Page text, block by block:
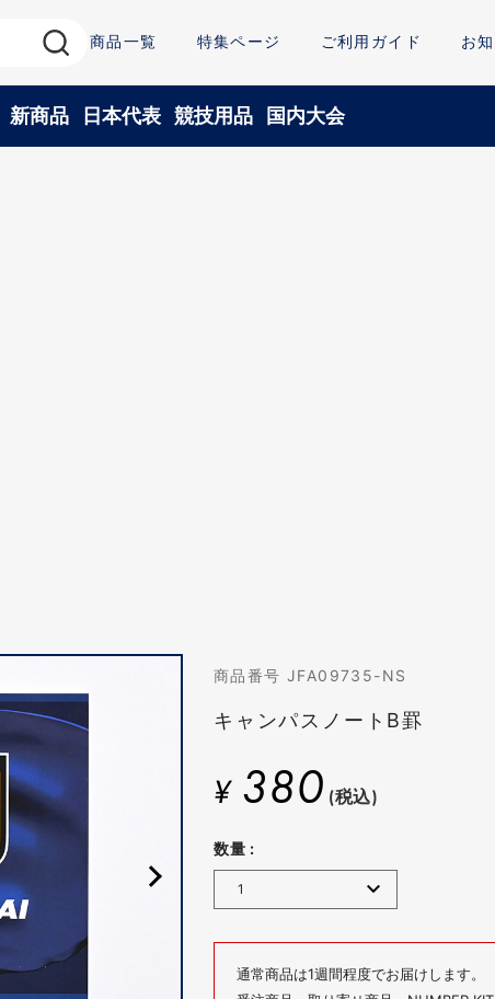
商品一覧 特集ページ ご利用ガイド お
新商品 日本代表 競技用品 国内大会
商品番号 JFA09735-NS
キャンパスノートB罫
¥ 380 (税込)
数量 :
通常商品は1週間程度でお届けします。